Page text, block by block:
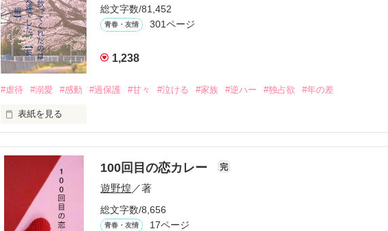
三人の姿に勇気をもらい、「私も一歩踏み出してみたい」と思えるようになった。
恋、友情、夢、そして成長。
〜青春群像劇〜
画像AI制作
総文字数/81,452
青春・友情 301ページ
1,238
#虐待 #溺愛 #感動 #過保護 #甘々 #泣ける #家族 #逆ハー #独占欲 #年の差
表紙を見る
『──のせいじゃないよ』
｢なんであんたが生きてんのよ｣
『生きていてくれてありがとう』
100回目の恋カレー 完
遊野煌 ／著
総文字数/8,656
青春・友情 17ページ